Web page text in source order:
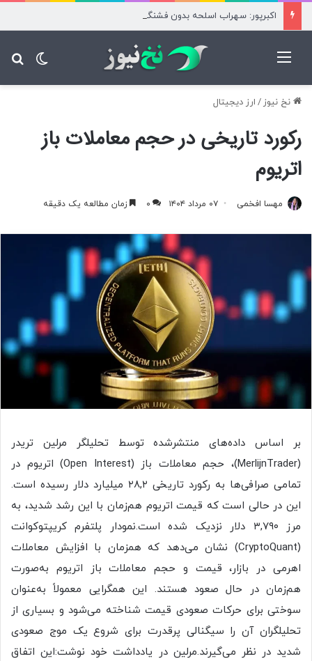
اکبرپور: سهراب اسلحه‌ بدون فشنگ دارد/ رضاییان به خاطر پول آمد
نخ نیوز / ارز دیجیتال
رکورد تاریخی در حجم معاملات باز
اتریوم
مهسا افخمی ۰۷ مرداد ۱۴۰۴ ۰ زمان مطالعه یک دقیقه
بر اساس داده‌های منتشرشده توسط تحلیلگر مرلین تریدر
(MerlijnTrader)، حجم معاملات باز (Open Interest) اتریوم در
تمامی صرافی‌ها به رکورد تاریخی ۲۸,۲ میلیارد دلار رسیده است.
این در حالی است که قیمت اتریوم هم‌زمان با این رشد شدید، به
مرز ۳,۷۹۰ دلار نزدیک شده است.نمودار پلتفرم کریپتوکوانت
(CryptoQuant) نشان می‌دهد که همزمان با افزایش معاملات
اهرمی در بازار، قیمت و حجم معاملات باز اتریوم به‌صورت
هم‌زمان در حال صعود هستند. این همگرایی معمولاً به‌عنوان
سوختی برای حرکات صعودی قیمت شناخته می‌شود و بسیاری از
تحلیلگران آن را سیگنالی پرقدرت برای شروع یک موج صعودی
شدید در نظر می‌گیرند.مرلین در یادداشت خود نوشت:این اتفاق